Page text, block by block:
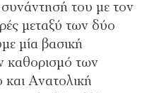
του με τον
μεταξύ των δύο
μία βασική
καθορισμό των
Ανατολική